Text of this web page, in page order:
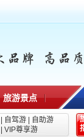
旅游景点
自驾游
自助游
VIP尊享游